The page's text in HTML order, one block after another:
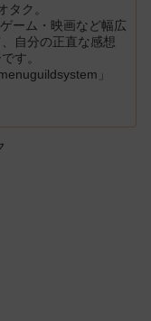
タク。
ーム・映画など幅広
自分の正直な感想
す。
」